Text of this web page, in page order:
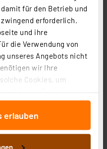
für den Betrieb und
erforderlich.
und ihre
die Verwendung von
unseres Angebots nicht
wir Ihre
Cookies, um
können und die Zugriffe
Außerdem geben
unserer Website
Werbung und
erlauben
Set
2 HmIP-eTRV-C-2 inkl.